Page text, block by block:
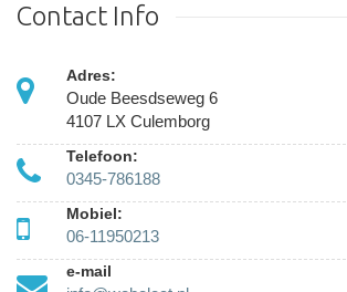
Contact Info
Adres:
Oude Beesdseweg 6
4107 LX Culemborg
Telefoon:
0345-786188
Mobiel:
06-11950213
e-mail